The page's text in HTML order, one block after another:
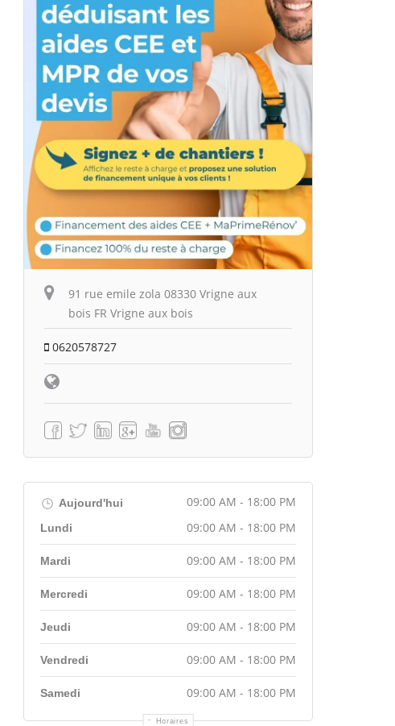
91 rue emile zola 08330 Vrigne aux
bois FR Vrigne aux bois
0620578727
Aujourd'hui 09:00 AM - 18:00 PM
Horaires
Lundi 09:00 AM - 18:00 PM
Mardi 09:00 AM - 18:00 PM
Mercredi 09:00 AM - 18:00 PM
Jeudi 09:00 AM - 18:00 PM
Vendredi 09:00 AM - 18:00 PM
Samedi 09:00 AM - 18:00 PM